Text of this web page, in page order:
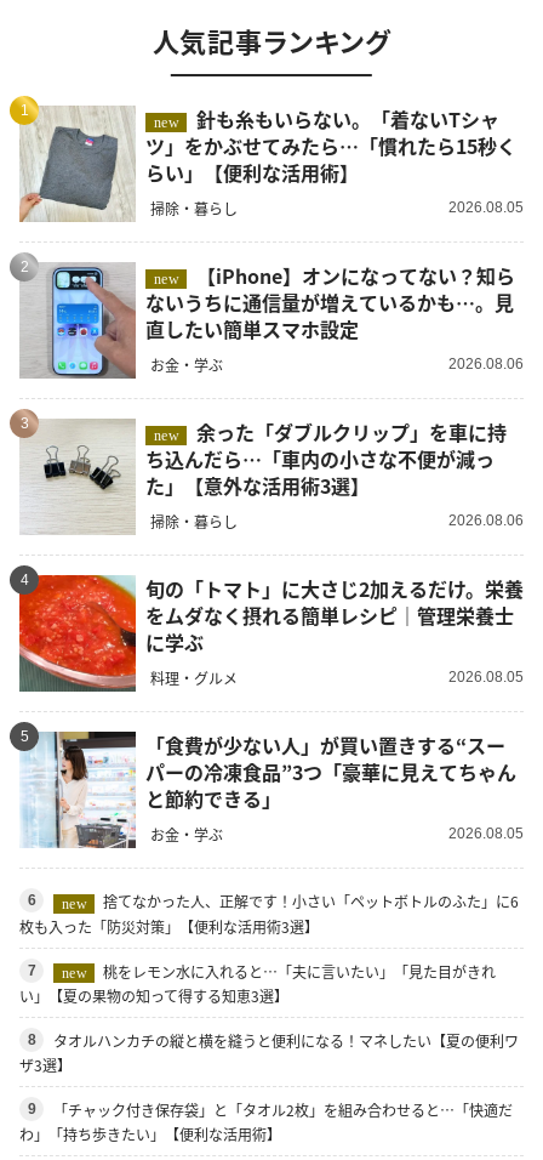
人気記事ランキング
1
new
針も糸もいらない。「着ないTシャ
ツ」をかぶせてみたら…「慣れたら15秒く
らい」【便利な活用術】
掃除・暮らし 2026.08.05
2
new
ないうちに通信量が増えているかも…。見
直したい簡単スマホ設定
お金・学ぶ 2026.08.06
3
new
余った「ダブルクリップ」を車に持
ち込んだら…「車内の小さな不便が減っ
た」【意外な活用術3選】
掃除・暮らし 2026.08.06
4
旬の「トマト」に大さじ2加えるだけ。栄養
をムダなく摂れる簡単レシピ｜管理栄養士
に学ぶ
料理・グルメ 2026.08.05
5
「食費が少ない人」が買い置きする“スー
パーの冷凍食品”3つ「豪華に見えてちゃん
と節約できる」
お金・学ぶ 2026.08.05
6 new
捨てなかった人、正解です！小さい「ペットボトルのふた」に6
枚も入った「防災対策」【便利な活用術3選】
7 new
桃をレモン水に入れると…「夫に言いたい」「見た目がきれ
い」【夏の果物の知って得する知恵3選】
8
タオルハンカチの縦と横を縫うと便利になる！マネしたい【夏の便利ワ
ザ3選】
9
「チャック付き保存袋」と「タオル2枚」を組み合わせると…「快適だ
わ」「持ち歩きたい」【便利な活用術】